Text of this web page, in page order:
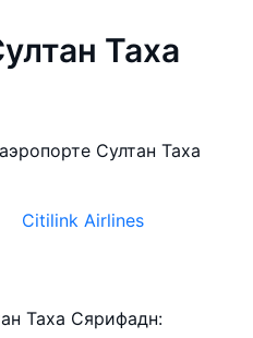
Таха
Султан Таха
Citilink Airlines
Таха Сярифадн: